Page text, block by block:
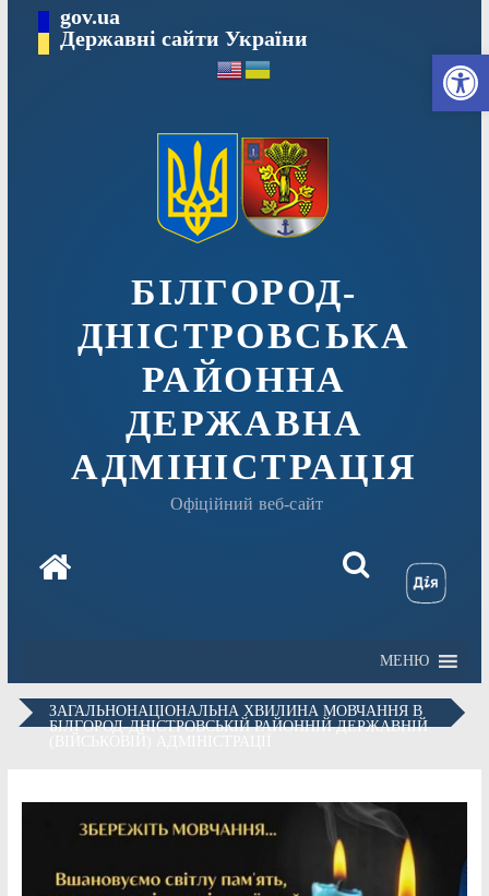
вмісту
gov.ua
Державні сайти України
БІЛГОРОД-
ДНІСТРОВСЬКА
РАЙОННА
ДЕРЖАВНА
АДМІНІСТРАЦІЯ
Офіційний веб-сайт
МЕНЮ
ЗАГАЛЬНОНАЦІОНАЛЬНА ХВИЛИНА МОВЧАННЯ В
БІЛГОРОД-ДНІСТРОВСЬКІЙ РАЙОННІЙ ДЕРЖАВНІЙ